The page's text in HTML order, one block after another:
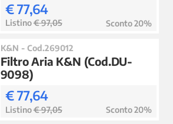
€ 77,64
Listino€ 97,05 Sconto 20%
K&N - Cod.269012
Filtro Aria K&N (Cod.DU-
9098)
€ 77,64
Listino€ 97,05 Sconto 20%